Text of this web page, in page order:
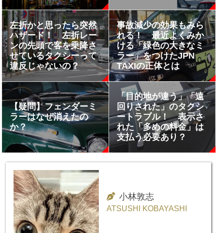
左折かと思ったら突然
ハザード！ 左折レー
ンの先頭で客を乗降さ
せているタクシーって
違反じゃないの？
事故減少の効果もみら
れる！ 最近よくみか
ける「緑色の大きなミ
ラー」をつけたJPN
TAXIの正体とは
【疑問】フェンダーミ
ラーはなぜ消えたの
か？
「目的地が違う」「遠
回りされた」のタクシ
ートラブル！ 表示さ
れた「多めの料金」は
支払う必要あり？
小林敦志
ATSUSHI KOBAYASHI